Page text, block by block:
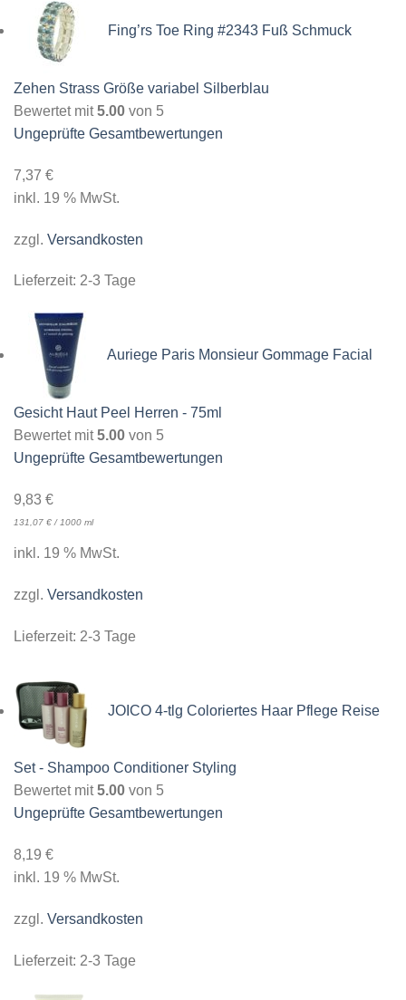
Fing’rs Toe Ring #2343 Fuß Schmuck
Zehen Strass Größe variabel Silberblau
Bewertet mit5.00 von 5
Ungeprüfte Gesamtbewertungen
7,37 €
inkl. 19 % MwSt.
zzgl. Versandkosten
Lieferzeit: 2-3 Tage
Auriege Paris Monsieur Gommage Facial
Gesicht Haut Peel Herren - 75ml
Bewertet mit5.00 von 5
Ungeprüfte Gesamtbewertungen
9,83 €
131,07 € / 1000 ml
inkl. 19 % MwSt.
zzgl. Versandkosten
Lieferzeit: 2-3 Tage
JOICO 4-tlg Coloriertes Haar Pflege Reise
Set - Shampoo Conditioner Styling
Bewertet mit5.00 von 5
Ungeprüfte Gesamtbewertungen
8,19 €
inkl. 19 % MwSt.
zzgl. Versandkosten
Lieferzeit: 2-3 Tage